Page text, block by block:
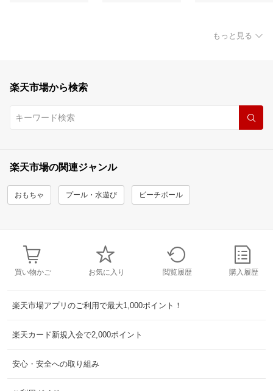
もっと見る
楽天市場から検索
楽天市場の関連ジャンル
おもちゃ プール・水遊び ビーチボール
買い物かご お気に入り 閲覧履歴 購入履歴
楽天市場アプリのご利用で最大1,000ポイント！
楽天カード新規入会で2,000ポイント
安心・安全への取り組み